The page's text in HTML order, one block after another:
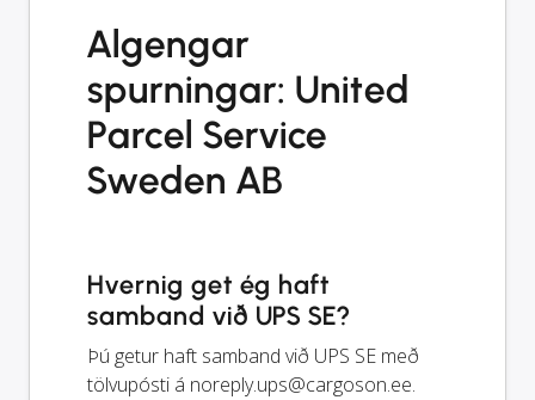
Algengar
spurningar: United
Parcel Service
Sweden AB
Hvernig get ég haft
samband við UPS SE?
Þú getur haft samband við UPS SE með
tölvupósti á noreply.ups@cargoson.ee.